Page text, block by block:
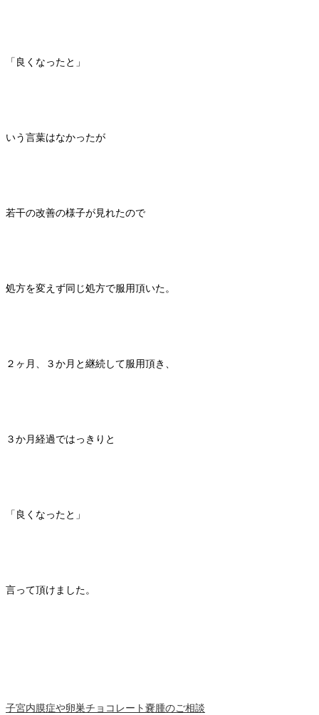
「良くなったと」
いう言葉はなかったが
若干の改善の様子が見れたので
処方を変えず同じ処方で服用頂いた。
２ヶ月、３か月と継続して服用頂き、
３か月経過ではっきりと
「良くなったと」
言って頂けました。
子宮内膜症や卵巣チョコレート嚢腫のご相談